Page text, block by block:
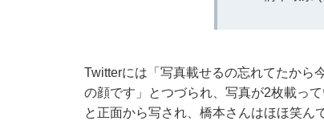
Twitterには「写真載せるの忘れてたか
の顔です」とつづられ、写真が2枚載っ
と正面から写され、橋本さんはほほ笑ん